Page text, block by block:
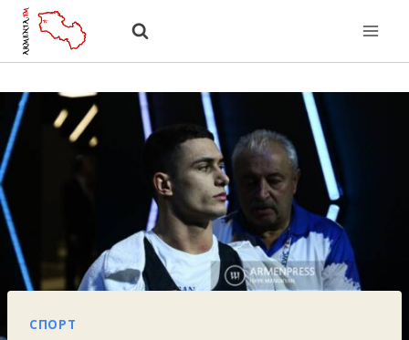
Перейти
СПОРТ